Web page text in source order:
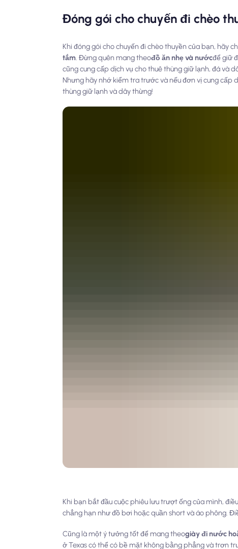
Đóng gói cho chuyến đi chèo
Khi đóng gói cho chuyến đi chèo thuyền của bạn, hãy
tắm. Đừng quên mang theođồ ăn nhẹ và nướcđể giữ
cũng cung cấp dịch vụ cho thuê thùng giữ lạnh, đá và
Nhưng hãy nhớ kiểm tra trước và nếu đơn vị cung cấp
thùng giữ lạnh và dây thừng!
Khi bạn bắt đầu cuộc phiêu lưu trượt ống của mình,
chẳng hạn như đồ bơi hoặc quần short và áo phông.
Cũng là một ý tưởng tốt để mang theogiày đi nước
ở Texas có thể có bề mặt không bằng phẳng và trơn